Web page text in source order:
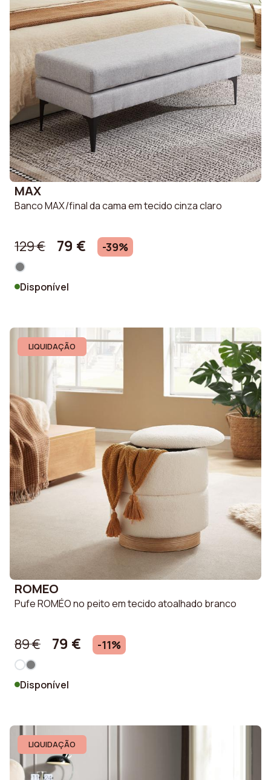
MAX
Banco MAX/final da cama em tecido cinza claro
129 € 79 € -39%
Disponível
LIQUIDAÇÃO
ROMEO
Pufe ROMÉO no peito em tecido atoalhado branco
89 € 79 € -11%
Disponível
LIQUIDAÇÃO